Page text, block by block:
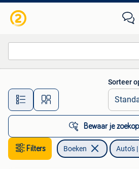
Alle afstanden…
Sorteer
Bewaar je
Filters Boeken Auto's